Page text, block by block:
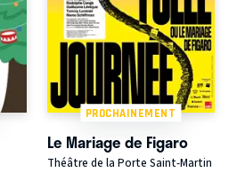
PROCHAINEMENT
Le Mariage de Figaro
Théâtre de la Porte Saint-Martin